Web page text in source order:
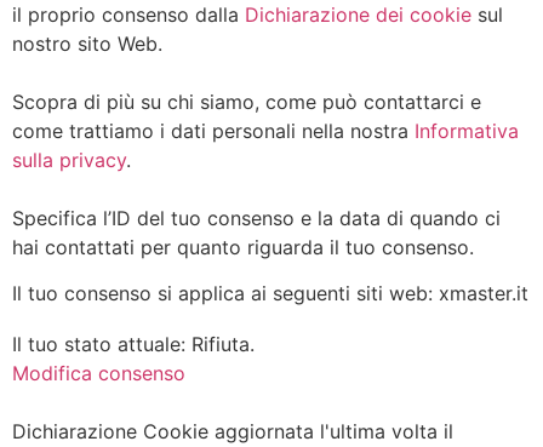
il proprio consenso dalla Dichiarazione dei cookie sul
nostro sito Web.
Scopra di più su chi siamo, come può contattarci e
come trattiamo i dati personali nella nostra Informativa
sulla privacy.
Specifica l’ID del tuo consenso e la data di quando ci
hai contattati per quanto riguarda il tuo consenso.
Il tuo consenso si applica ai seguenti siti web: xmaster.it
Il tuo stato attuale: Rifiuta.
Modifica consenso
Dichiarazione Cookie aggiornata l'ultima volta il